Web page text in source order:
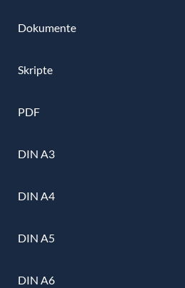
Dokumente
Skripte
PDF
DIN A3
DIN A4
DIN A5
DIN A6